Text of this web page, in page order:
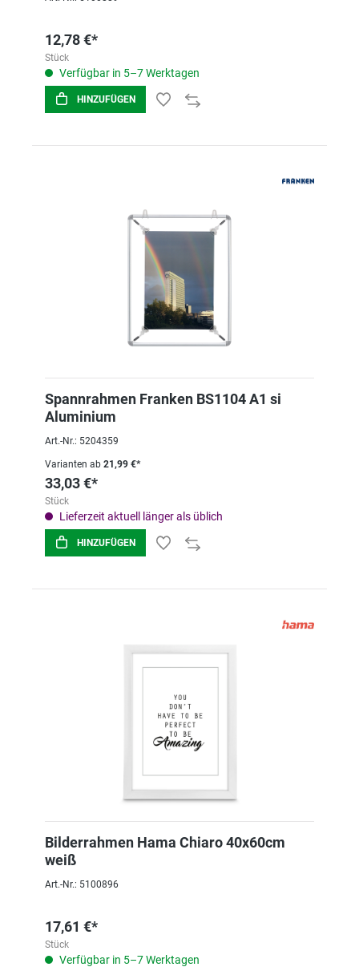
12,78 €*
Stück
Verfügbar in 5–7 Werktagen
HINZUFÜGEN
Spannrahmen Franken BS1104 A1 si
Aluminium
Art.-Nr.: 5204359
Varianten ab 21,99 €*
33,03 €*
Stück
Lieferzeit aktuell länger als üblich
HINZUFÜGEN
Bilderrahmen Hama Chiaro 40x60cm
weiß
Art.-Nr.: 5100896
17,61 €*
Stück
Verfügbar in 5–7 Werktagen